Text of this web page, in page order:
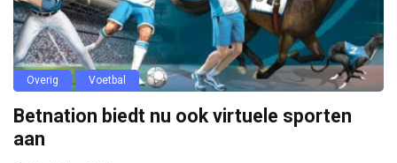
Overig Voetbal
Betnation biedt nu ook virtuele sporten
aan